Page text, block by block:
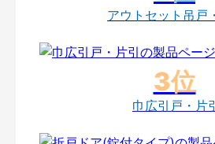
アウトセット吊戸
巾広引戸・片